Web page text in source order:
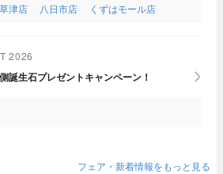
草津店 八日市店 くずはモール店
2026
生石プレゼントキャンペーン！
フェア・新着情報をもっと見る